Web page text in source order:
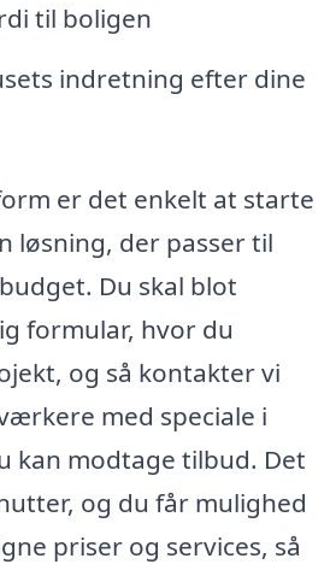
til boligen
indretning efter dine
er det enkelt at starte
løsning, der passer til
Du skal blot
formular, hvor du
og så kontakter vi
med speciale i
kan modtage tilbud. Det
og du får mulighed
priser og services, så